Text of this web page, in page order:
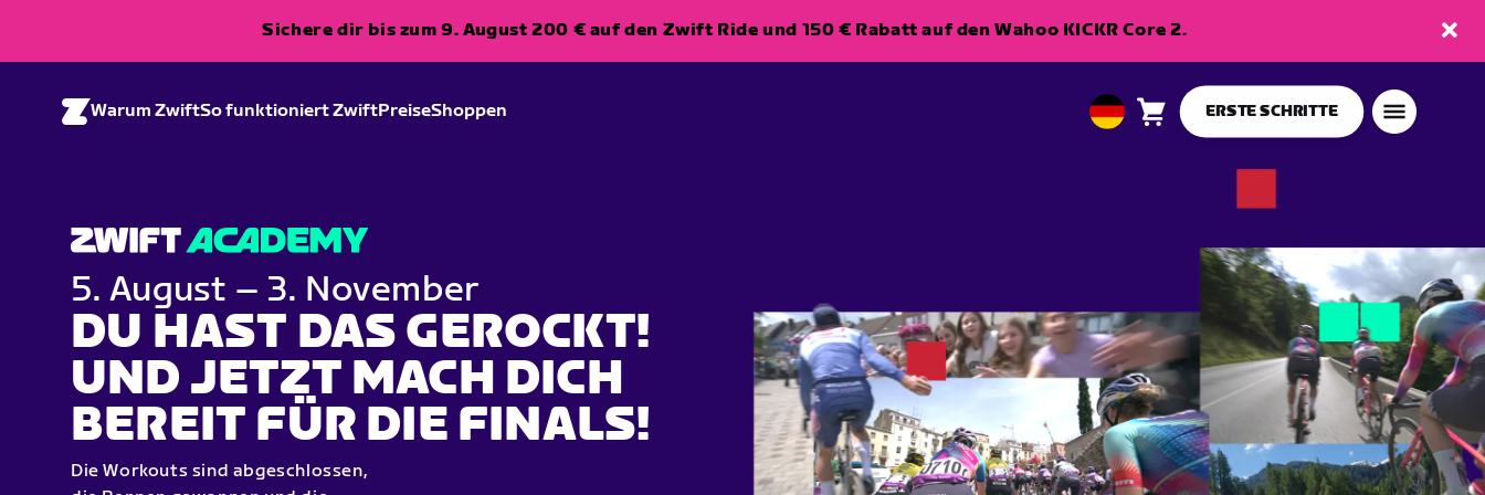
Sichere dir bis zum 9. August 200 € auf den Zwift Ride und 150 € Rabatt auf den Wahoo KICKR Core 2.
Warum ZwiftSo funktioniert ZwiftPreiseShoppen
EuropeanWarenkorb0
ERSTE SCHRITTE
5. August – 3. November
DU HAST DAS GEROCKT!
UND JETZT MACH DICH
BEREIT FÜR DIE FINALS!
Die Workouts sind abgeschlossen,